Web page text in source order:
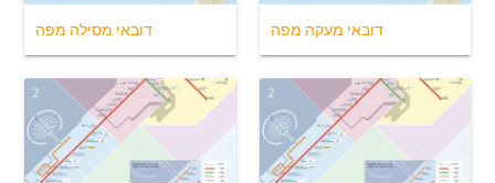
דובאי מסילה מפה דובאי מעקה מפה